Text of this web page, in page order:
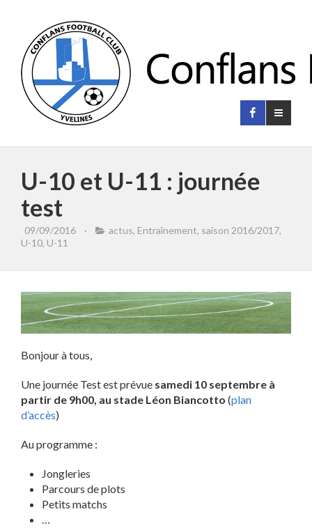
U-10 et U-11 : journée
test
09/09/2016 · actus, Entraînement, saison 2016/2017,
U-10, U-11
Bonjour à tous,
Une journée Test est prévue samedi 10 septembre à
partir de 9h00, au stade Léon Biancotto (plan
d’accès)
Au programme :
Jongleries
Parcours de plots
Petits matchs
…